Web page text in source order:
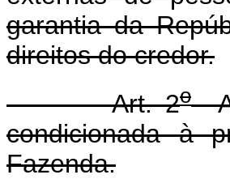
garantia da
direitos do credor.
Art. 2oA
condicionada à
Fazenda.